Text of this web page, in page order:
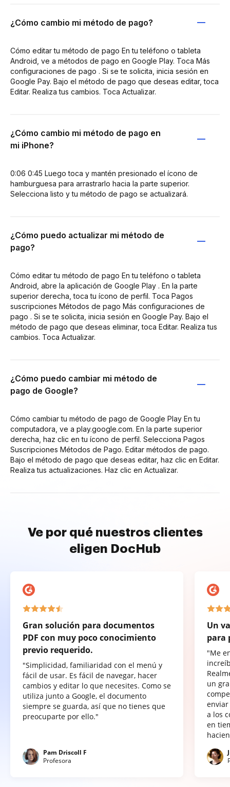
¿Cómo cambio mi método de pago?
Cómo editar tu método de pago En tu teléfono o tableta
Android, ve a métodos de pago en Google Play. Toca Más
configuraciones de pago . Si se te solicita, inicia sesión en
Google Pay. Bajo el método de pago que deseas editar, toca
Editar. Realiza tus cambios. Toca Actualizar.
¿Cómo cambio mi método de pago en
mi iPhone?
0:06 0:45 Luego toca y mantén presionado el ícono de
hamburguesa para arrastrarlo hacia la parte superior.
Selecciona listo y tu método de pago se actualizará.
¿Cómo puedo actualizar mi método de
pago?
Cómo editar tu método de pago En tu teléfono o tableta
Android, abre la aplicación de Google Play . En la parte
superior derecha, toca tu ícono de perfil. Toca Pagos
suscripciones Métodos de pago Más configuraciones de
pago . Si se te solicita, inicia sesión en Google Pay. Bajo el
método de pago que deseas eliminar, toca Editar. Realiza tus
cambios. Toca Actualizar.
¿Cómo puedo cambiar mi método de
pago de Google?
Cómo cambiar tu método de pago de Google Play En tu
computadora, ve a play.google.com. En la parte superior
derecha, haz clic en tu ícono de perfil. Selecciona Pagos
Suscripciones Métodos de Pago. Editar métodos de pago.
Bajo el método de pago que deseas editar, haz clic en Editar.
Realiza tus actualizaciones. Haz clic en Actualizar.
Ve por qué nuestros clientes
eligen DocHub
Gran solución para documentos
PDF con muy poco conocimiento
previo requerido.
"Simplicidad, familiaridad con el menú y
fácil de usar. Es fácil de navegar, hacer
cambios y editar lo que necesites. Como se
utiliza junto a Google, el documento
siempre se guarda, así que no tienes que
preocuparte por ello."
Pam Driscoll F
Profesora
Un
para
"Me
un
a los
en